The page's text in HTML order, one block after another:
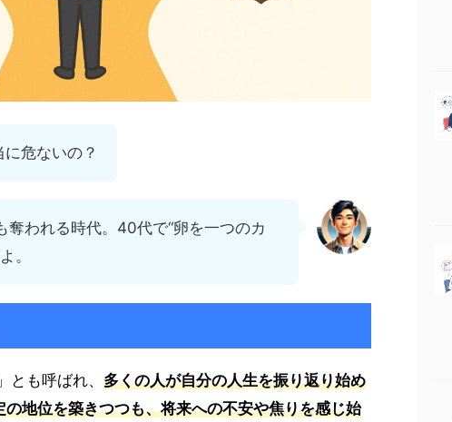
危ないの？
奪われる時代。40代で“卵を一つのカ
。
も呼ばれ、 多くの人が自分の人生を振り返り始め
の地位を築きつつも、将来への不安や焦りを感じ始